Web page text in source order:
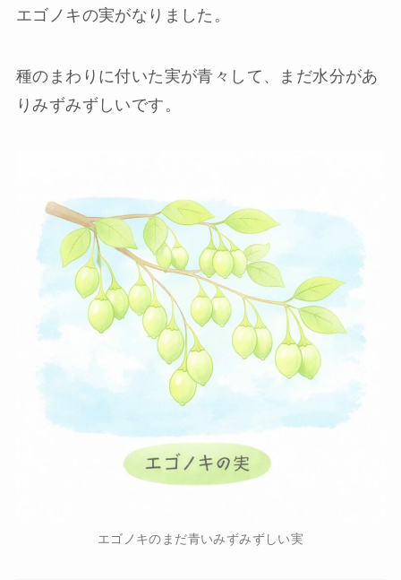
エゴノキの実がなりました。
種のまわりに付いた実が青々して、まだ水分があ
りみずみずしいです。
エゴノキのまだ青いみずみずしい実